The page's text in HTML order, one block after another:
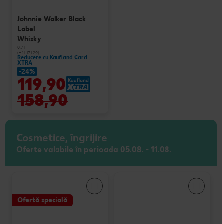
Johnnie Walker Black
Label
Whisky
0,7 l
(=1 l 171.29)
Reducere cu Kaufland Card
XTRA
-24%
119,90
158,90
Cosmetice, îngrijire
Oferte valabile în perioada 05.08. - 11.08.
Ofertă specială